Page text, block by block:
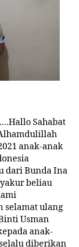
Sahabat
anak-anak
dari Bunda Ina
beliau
selamat ulang
Usman
anak-
diberikan